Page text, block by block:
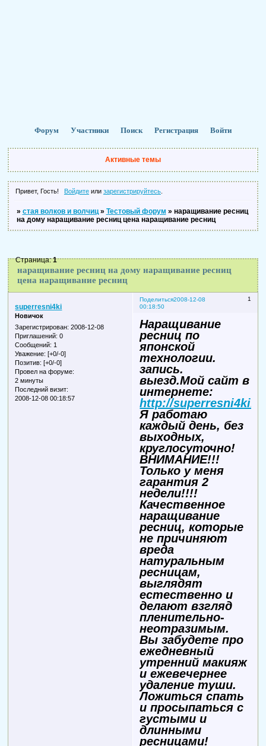
Форум Участники Поиск Регистрация Войти
Активные темы
Привет, Гость! Войдитеили зарегистрируйтесь.
» стая волков и волчиц » Тестовый форум » наращивание ресниц
на дому наращивание ресниц цена наращивание ресниц
наращивание ресниц на дому наращивание ресниц
цена наращивание ресниц
Страница:1
Поделиться 1
2008-12-08
00:18:50
superresni4ki
Новичок
Зарегистрирован: 2008-12-08
Приглашений: 0
Сообщений: 1
Уважение: [+0/-0]
Позитив: [+0/-0]
Провел на форуме:
2 минуты
Последний визит:
2008-12-08 00:18:57
Наращивание
ресниц по
японской
технологии.
запись.
выезд.Мой сайт в
интернете:
http://
Я работаю
каждый день, без
выходных,
круглосуточно!
ВНИМАНИЕ!!!
Только у меня
гарантия 2
недели!!!!
Качественное
наращивание
ресниц, которые
не причиняют
вреда
натуральным
ресницам,
выглядят
естественно и
делают взгляд
пленительно-
неотразимым.
Вы забудете про
ежедневный
утренний макияж
и ежевечернее
удаление туши.
Ложиться спать
и просыпаться с
густыми и
длинными
ресницами!